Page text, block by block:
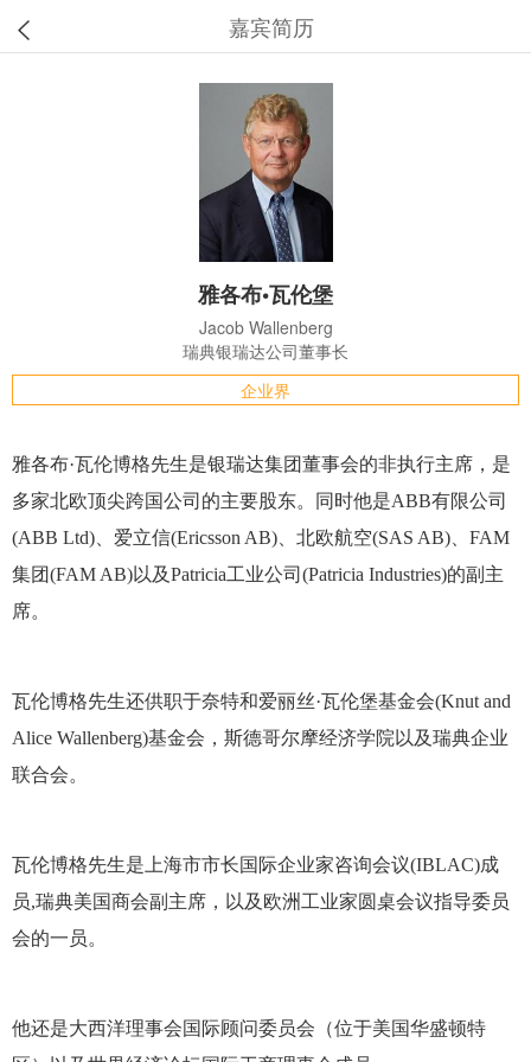
嘉宾简历
雅各布•瓦伦堡
Jacob Wallenberg
瑞典银瑞达公司董事长
企业界
雅各布·瓦伦博格先生是银瑞达集团董事会的非执行主席，是
多家北欧顶尖跨国公司的主要股东。同时他是ABB有限公司
(ABB Ltd)、爱立信(Ericsson AB)、北欧航空(SAS AB)、FAM
集团(FAM AB)以及Patricia工业公司(Patricia Industries)的副主
席。
瓦伦博格先生还供职于奈特和爱丽丝·瓦伦堡基金会(Knut and
Alice Wallenberg)基金会，斯德哥尔摩经济学院以及瑞典企业
联合会。
瓦伦博格先生是上海市市长国际企业家咨询会议(IBLAC)成
员,瑞典美国商会副主席，以及欧洲工业家圆桌会议指导委员
会的一员。
他还是大西洋理事会国际顾问委员会（位于美国华盛顿特